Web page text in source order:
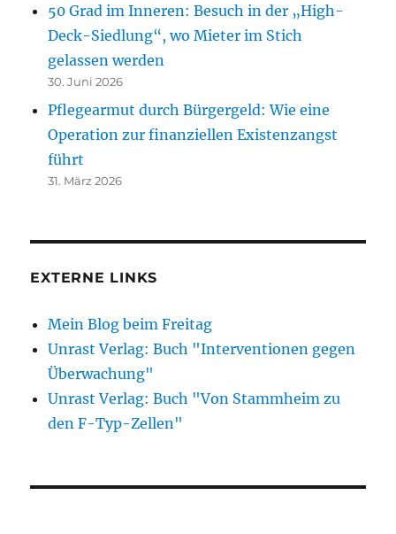
50 Grad im Inneren: Besuch in der „High-
Deck-Siedlung“, wo Mieter im Stich
gelassen werden
30. Juni 2026
Pflegearmut durch Bürgergeld: Wie eine
Operation zur finanziellen Existenzangst
führt
31. März 2026
EXTERNE LINKS
Mein Blog beim Freitag
Unrast Verlag: Buch "Interventionen gegen
Überwachung"
Unrast Verlag: Buch "Von Stammheim zu
den F-Typ-Zellen"